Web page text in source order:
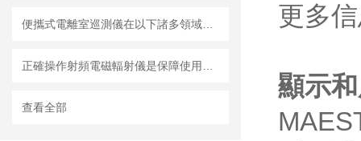
查看全部
更多
顯示